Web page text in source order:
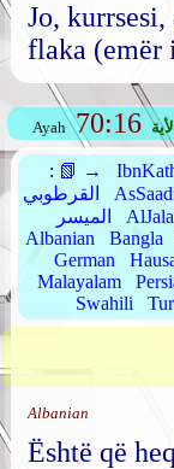
Jo,
flaka (emër
Ayah 70:16 الأية
: 📗 →
القرطوبي
الميسر
Albanian
Bangla
German
Malayalam
Swahili
Albanian
Është që